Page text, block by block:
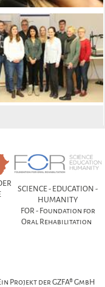
SCIENCE - EDUCATION -
HUMANITY
FOR - Foundation for
Oral Rehabilitation
Projekt der GZFA® GmbH